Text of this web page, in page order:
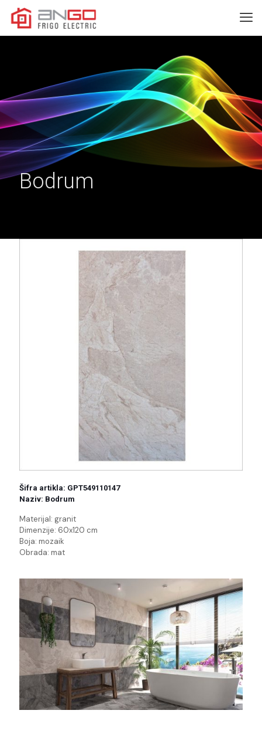
Bodrum
Šifra artikla: GPT549110147
Naziv: Bodrum
Materijal: granit
Dimenzije: 60x120 cm
Boja: mozaik
Obrada: mat